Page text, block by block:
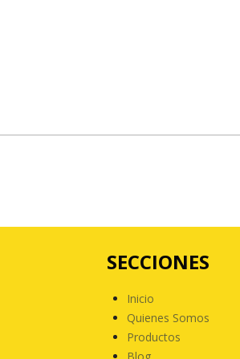
SECCIONES
Inicio
Quienes Somos
Productos